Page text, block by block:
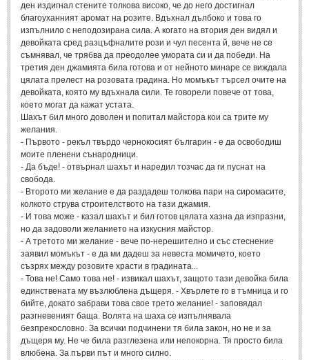
България
Гърция
Италия (1)
Персия (1)
Япония
ПОЖЕЛАНИЯ
ПОЖЕЛАНИЯ
Рожден ден
Имен ден
Осми март
Баба Марта
Свети Валентин (19)
Коледа
Сватбa
ден издигнал стените толкова високо, че до него достигнал
благоуханният аромат на розите. Вдъхнал дълбоко и това го
изпълнило с неподозирана сила. А когато на втория ден видял и
девойката сред разцъфналите рози и чул песента й, вече не се
съмнявал, че трябва да преодолее умората си и да победи. На
третия ден джамията била готова и от нейното минаре се виждала
цялата прелест на розовата градина. Но момъкът търсел очите на
девойката, която му вдъхнала сили. Те говорели повече от това,
което могат да кажат устата.
Шахът бил много доволен и попитал майстора кои са трите му
желания.
- Първото - рекъл твърдо чернокосият българин - е да освободиш
моите пленени сънародници.
- Да бъде! - отвърнал шахът и наредил тозчас да ги пуснат на
свобода.
- Второто ми желание е да раздадеш толкова пари на сиромасите,
колкото струва строителството на тази джамия.
- И това може - казал шахът и бил готов цялата хазна да изпразни,
но да задоволи желанието на изкусния майстор.
- А третото ми желание - вече по-нерешително и със стеснение
заявил момъкът - е да ми дадеш за невеста момичето, което
съзрях между розовите храсти в градината...
- Това не! Само това не! - извикал шахът, защото тази девойка била
единствената му възлюблена дъщеря. - Хвърлете го в тъмница и го
бийте, докато забрави това свое трето желание! - заповядал
разгневеният баща. Волята на шаха се изпълнявала
безпрекословно. За всички подчинени тя била закон, но не и за
дъщеря му. Не че била разглезена или непокорна. Тя просто била
влюбена. За първи път и много силно.